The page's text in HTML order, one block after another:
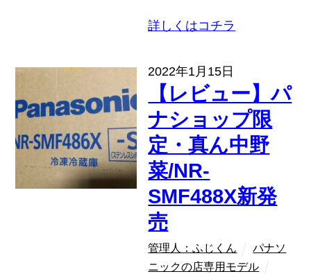
詳しくはコチラ
2022年1月15日
【レビュー】パ
ナショップ限
定・真ん中野
菜/NR-
SMF488X新発
売
管理人：ふじくん
パナソ
ニックの店専用モデル